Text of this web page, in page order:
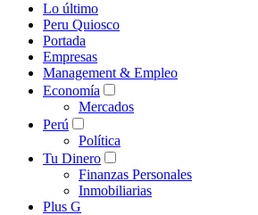
Lo último
Peru Quiosco
Portada
Empresas
Management & Empleo
Economía
Mercados
Perú
Política
Tu Dinero
Finanzas Personales
Inmobiliarias
Plus G